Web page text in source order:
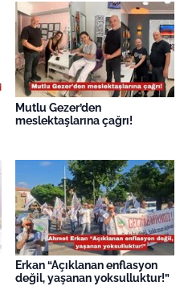
Mutlu Gezer’den
meslektaşlarına çağrı!
Erkan “Açıklanan enflasyon
değil, yaşanan yoksulluktur!”